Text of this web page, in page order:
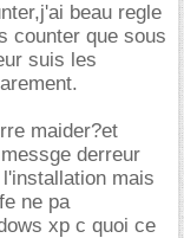
beau regle
counter que sous
suis les
maider?et
derreur
mais
ne pa
xp c quoi ce